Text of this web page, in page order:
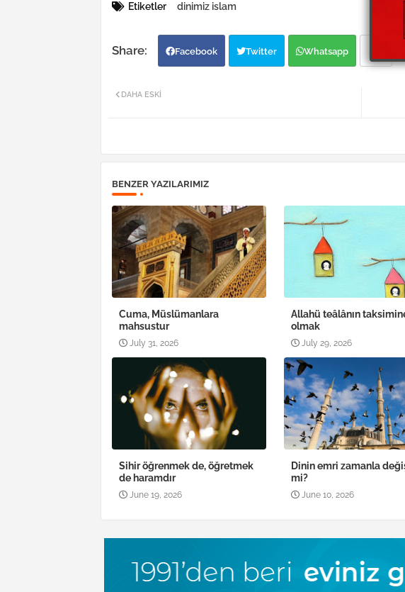
Etiketler dinimiz islam
Facebook Twitter Whatsapp
DAHA ESKI
BENZER YAZILARIMIZ
Cuma, Müslümanlara
mahsustur
July 31, 2026
Allahü teâlânın
olmak
July 29, 2026
Sihir öğrenmek de, öğretmek
de haramdır
June 19, 2026
Dinin emri zamanla
mi?
June 10, 2026